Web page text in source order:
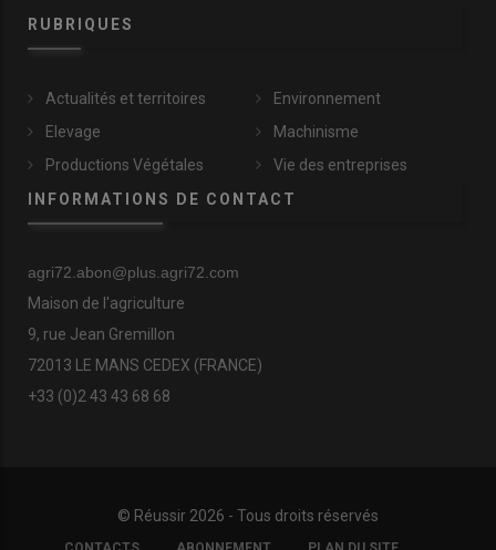
RUBRIQUES
Actualités et territoires
Elevage
Productions Végétales
Environnement
Machinisme
Vie des entreprises
INFORMATIONS DE CONTACT
agri72.abon@plus.agri72.com
Maison de l'agriculture
9, rue Jean Gremillon
72013 LE MANS CEDEX (FRANCE)
+33 (0)2 43 43 68 68
© Réussir 2026 - Tous droits réservés
FOOTER